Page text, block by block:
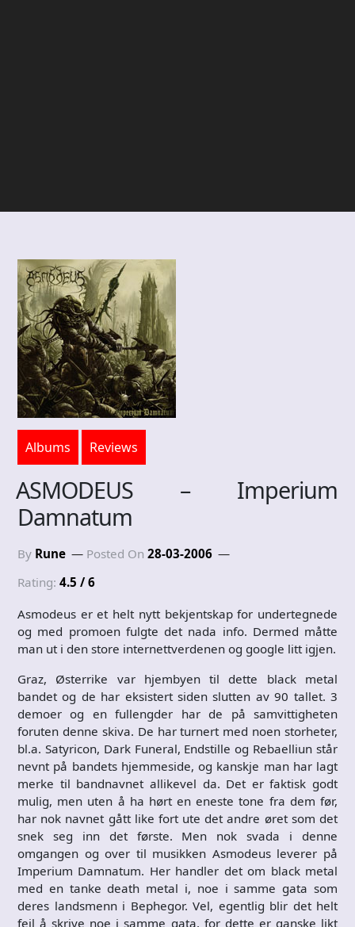
Albums Reviews
ASMODEUS – Imperium
Damnatum
By Rune Posted On 28-03-2006
Rating: 4.5 / 6
Asmodeus er et helt nytt bekjentskap for undertegnede
og med promoen fulgte det nada info. Dermed måtte
man ut i den store internettverdenen og google litt igjen.
Graz, Østerrike var hjembyen til dette black metal
bandet og de har eksistert siden slutten av 90 tallet. 3
demoer og en fullengder har de på samvittigheten
foruten denne skiva. De har turnert med noen storheter,
bl.a. Satyricon, Dark Funeral, Endstille og Rebaelliun står
nevnt på bandets hjemmeside, og kanskje man har lagt
merke til bandnavnet allikevel da. Det er faktisk godt
mulig, men uten å ha hørt en eneste tone fra dem før,
har nok navnet gått like fort ute det andre øret som det
snek seg inn det første. Men nok svada i denne
omgangen og over til musikken Asmodeus leverer på
Imperium Damnatum. Her handler det om black metal
med en tanke death metal i, noe i samme gata som
deres landsmenn i Bephegor. Vel, egentlig blir det helt
feil å skrive noe i samme gata, for dette er ganske likt